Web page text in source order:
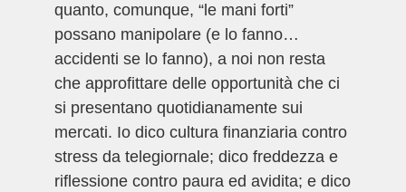
quanto, comunque, “le mani forti”
possano manipolare (e lo fanno…
accidenti se lo fanno), a noi non resta
che approfittare delle opportunità che ci
si presentano quotidianamente sui
mercati. Io dico cultura finanziaria contro
stress da telegiornale; dico freddezza e
riflessione contro paura ed avidita; e dico